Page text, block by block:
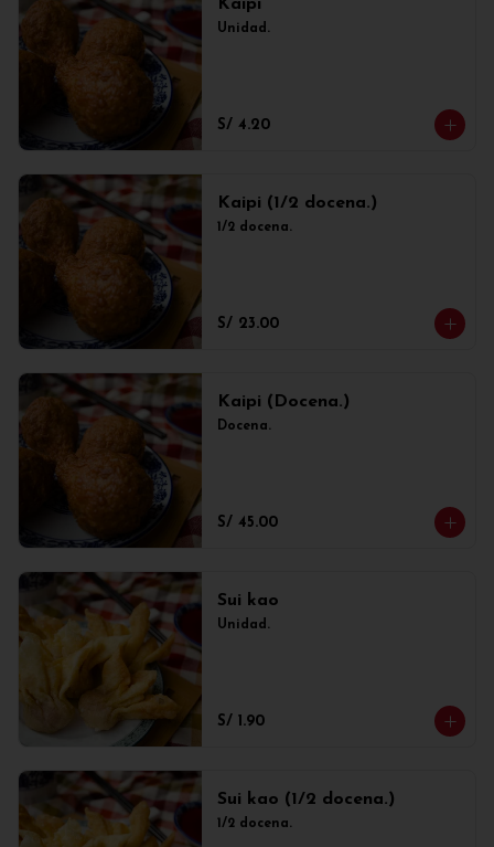
Kaipi
Unidad.
S/ 4.20
Kaipi (1/2 docena.)
1/2 docena.
S/ 23.00
Kaipi (Docena.)
Docena.
S/ 45.00
Sui kao
Unidad.
S/ 1.90
Sui kao (1/2 docena.)
1/2 docena.